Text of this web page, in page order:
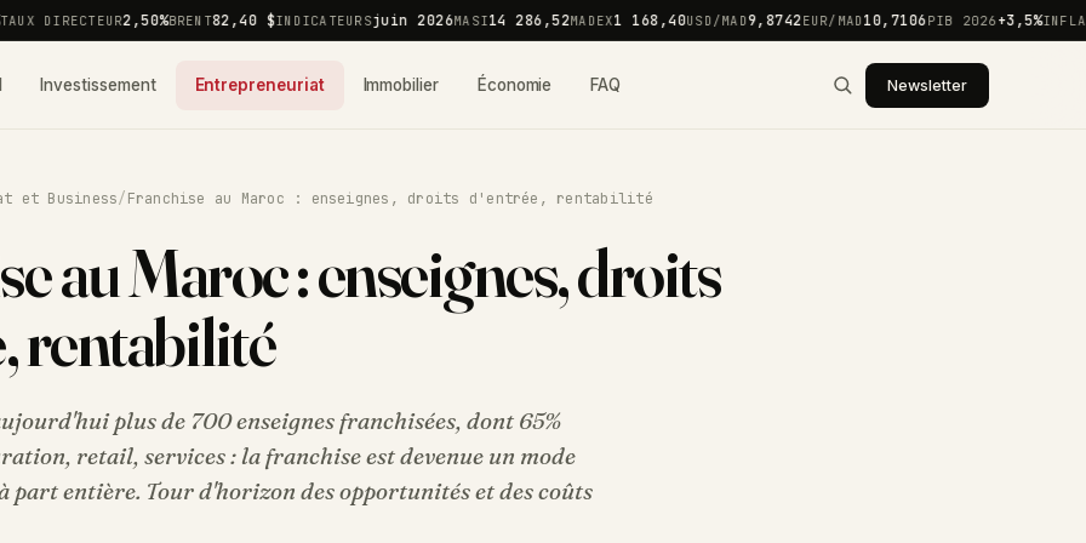
DIRECTEUR2,50%BRENT82,40 $INDICATEURSjuin 2026MASI 14 286,52MADEX1 168,40USD/MAD9,8742EUR/MAD10,7106PIB 2026+3,5%
Investissement Entrepreneuriat Immobilier Économie FAQ Newsletter
et Business/Franchise au Maroc : enseignes, droits d'entrée, rentabilité
au Maroc : enseignes, droits
rentabilité
plus de 700 enseignes franchisées, dont 65%
retail, services : la franchise est devenue un mode
part entière. Tour d'horizon des opportunités et des coûts